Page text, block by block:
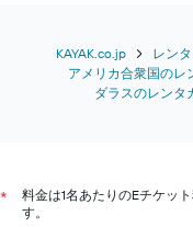
KAYAK.co.jp レン
アメリカ合衆国のレ
ダラスのレンタ
*
料金は1名あたりのEチケッ
す。